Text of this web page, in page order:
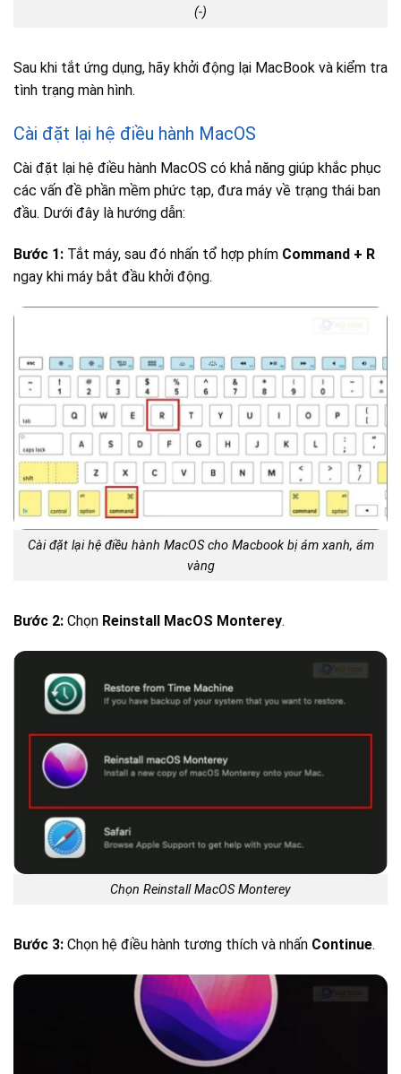
(-)
Sau khi tắt ứng dụng, hãy khởi động lại MacBook và kiểm tra
tình trạng màn hình.
Cài đặt lại hệ điều hành MacOS
Cài đặt lại hệ điều hành MacOS có khả năng giúp khắc phục
các vấn đề phần mềm phức tạp, đưa máy về trạng thái ban
đầu. Dưới đây là hướng dẫn:
Bước 1: Tắt máy, sau đó nhấn tổ hợp phím Command + R
ngay khi máy bắt đầu khởi động.
Cài đặt lại hệ điều hành MacOS cho Macbook bị ám xanh, ám
vàng
Bước 2: Chọn Reinstall MacOS Monterey.
Chọn Reinstall MacOS Monterey
Bước 3: Chọn hệ điều hành tương thích và nhấn Continue.